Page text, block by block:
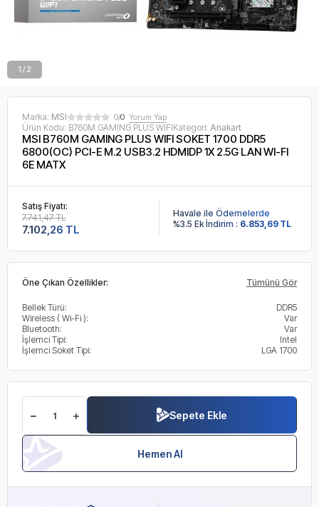
1 / 2
Marka: MSI 0/0 Yorum Yap
Ürün Kodu: B760M GAMING PLUS WIFIKategori: Anakart
MSI B760M GAMING PLUS WIFI SOKET 1700 DDR5
6800(OC) PCI-E M.2 USB3.2 HDMIDP 1X 2.5G LAN WI-FI
6E MATX
Satış Fiyatı:
7.102,26 TL
7.741,47 TL
Havale ile Ödemelerde
%3.5 Ek İndirim : 6.853,69 TL
Öne Çıkan Özellikler: Tümünü Gör
Bellek Türü:
DDR5
Wireless ( Wi-Fi ):
Var
Bluetooth:
Var
İşlemci Tipi:
Intel
İşlemci Soket Tipi:
LGA 1700
Sepete Ekle
Hemen Al